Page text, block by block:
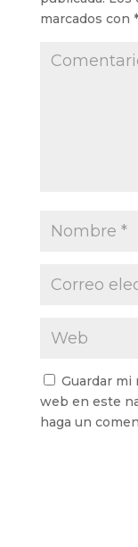
marcados con *
Guardar
web en este
haga un